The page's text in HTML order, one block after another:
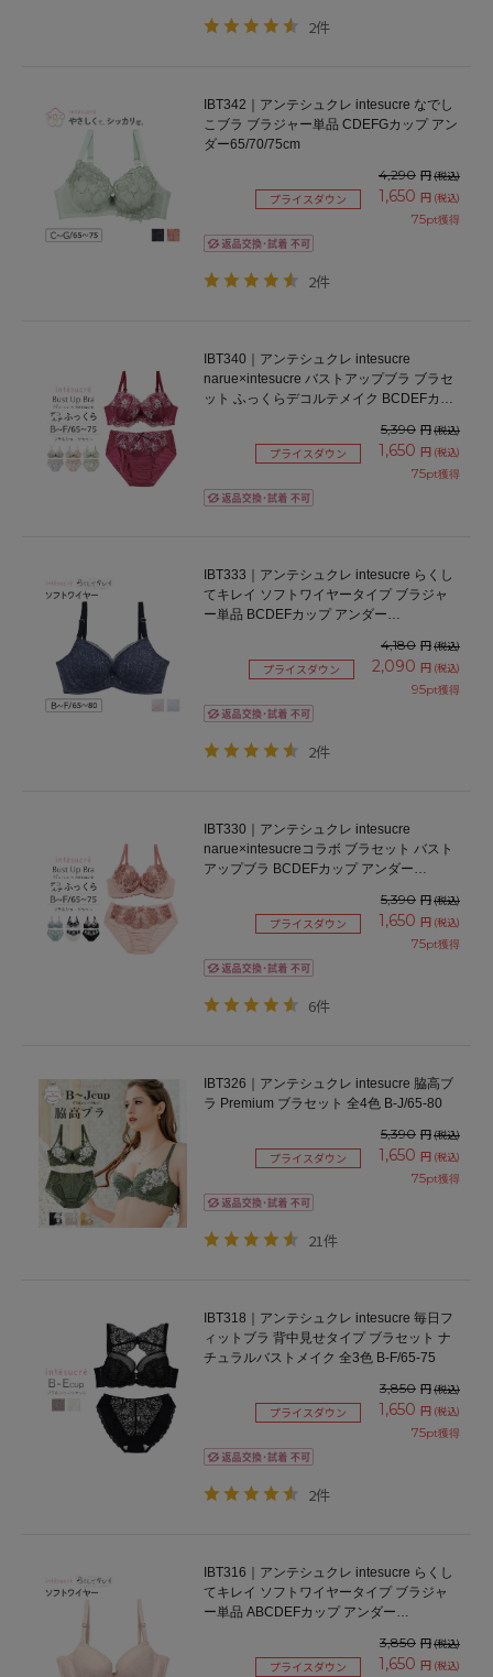
2件
IBT342｜アンテシュクレ intesucre なでし
こブラ ブラジャー単品 CDEFGカップ アン
ダー65/70/75cm
4,290 円(税込)
プライスダウン 1,650 円 (税込)
75pt獲得
2件
IBT340｜アンテシュクレ intesucre
narue×intesucre バストアップブラ ブラセ
ット ふっくらデコルテメイク BCDEFカッ
5,390 円(税込)
プライスダウン 1,650 円 (税込)
75pt獲得
IBT333｜アンテシュクレ intesucre らくし
てキレイ ソフトワイヤータイプ ブラジャ
ー単品 BCDEFカップ アンダー
4,180 円(税込)
プライスダウン 2,090 円 (税込)
95pt獲得
2件
IBT330｜アンテシュクレ intesucre
narue×intesucreコラボ ブラセット バスト
アップブラ BCDEFカップ アンダー
5,390 円(税込)
プライスダウン 1,650 円 (税込)
75pt獲得
6件
IBT326｜アンテシュクレ intesucre 脇高ブ
ラ Premium ブラセット 全4色 B-J/65-80
5,390 円(税込)
プライスダウン 1,650 円 (税込)
75pt獲得
21件
IBT318｜アンテシュクレ intesucre 毎日フ
ィットブラ 背中見せタイプ ブラセット ナ
チュラルバストメイク 全3色 B-F/65-75
3,850 円(税込)
プライスダウン 1,650 円 (税込)
75pt獲得
2件
IBT316｜アンテシュクレ intesucre らくし
てキレイ ソフトワイヤータイプ ブラジャ
ー単品 ABCDEFカップ アンダー
3,850 円(税込)
プライスダウン 1,650 円 (税込)